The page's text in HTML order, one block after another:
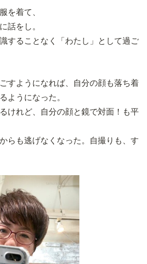
を着て、
話をし。
することなく「わたし」として過ご
すようになれば、自分の顔も落ち着
ようになった。
けれど、自分の顔と鏡で対面！も平
らも逃げなくなった。自撮りも、す